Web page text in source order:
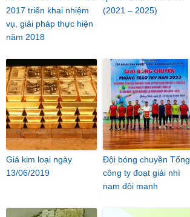
2017 triển khai nhiệm
vụ, giải pháp thực hiện
năm 2018
(2021 – 2025)
Giá kim loại ngày
13/06/2019
Đội bóng chuyền Tổng
công ty đoạt giải nhì
nam đội mạnh